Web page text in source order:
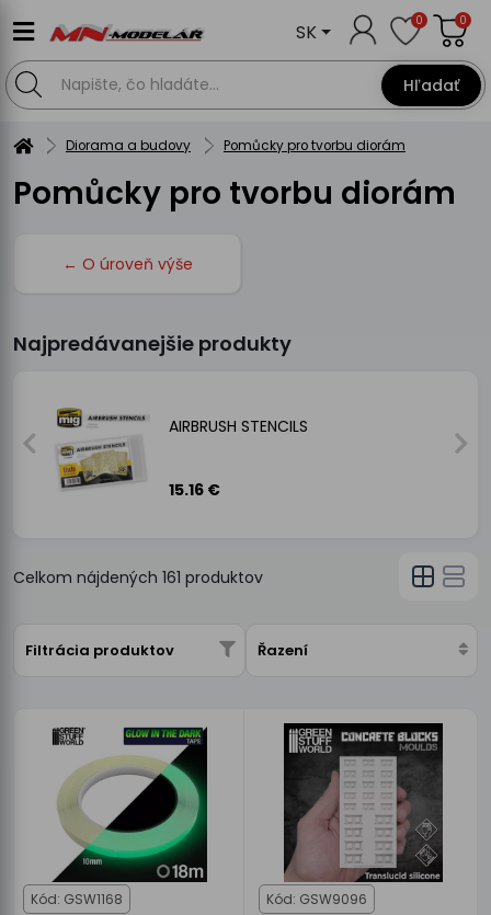
Hľadať
SK 0 0
Diorama a budovy Pomůcky pro tvorbu diorám
Pomůcky pro tvorbu diorám
← O úroveň výše
Najpredávanejšie produkty
AIRBRUSH STENCILS
15.16 €
Celkom nájdených 161 produktov
Filtrácia produktov Řazení
Kód: GSW1168 Kód: GSW9096